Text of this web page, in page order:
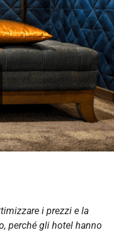
i prezzi e la
perché gli hotel hanno